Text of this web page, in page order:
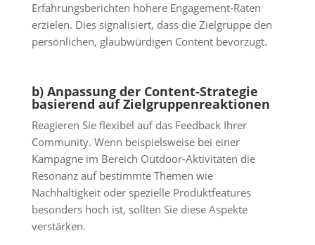
Erfahrungsberichten höhere Engagement-Raten
erzielen. Dies signalisiert, dass die Zielgruppe den
persönlichen, glaubwürdigen Content bevorzugt.
b) Anpassung der Content-Strategie
basierend auf Zielgruppenreaktionen
Reagieren Sie flexibel auf das Feedback Ihrer
Community. Wenn beispielsweise bei einer
Kampagne im Bereich Outdoor-Aktivitäten die
Resonanz auf bestimmte Themen wie
Nachhaltigkeit oder spezielle Produktfeatures
besonders hoch ist, sollten Sie diese Aspekte
verstärken.